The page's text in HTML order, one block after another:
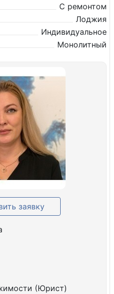
С ремонтом
Лоджия
Индивидуальное
Монолитный
заявку
(Юрист)